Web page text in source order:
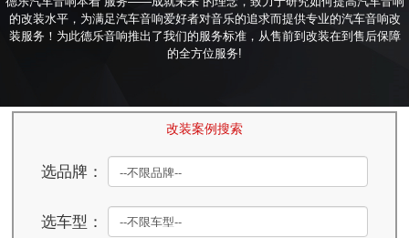
的改装水平，为满足汽车音响爱好者对音乐的追求而提供专业的汽车音响改
装服务！为此德乐音响推出了我们的服务标准，从售前到改装在到售后保障
的全方位服务!
改装案例搜索
选品牌：
选车型：